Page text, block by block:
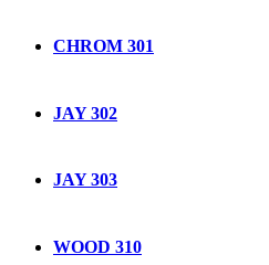
CHROM 301
JAY 302
JAY 303
WOOD 310